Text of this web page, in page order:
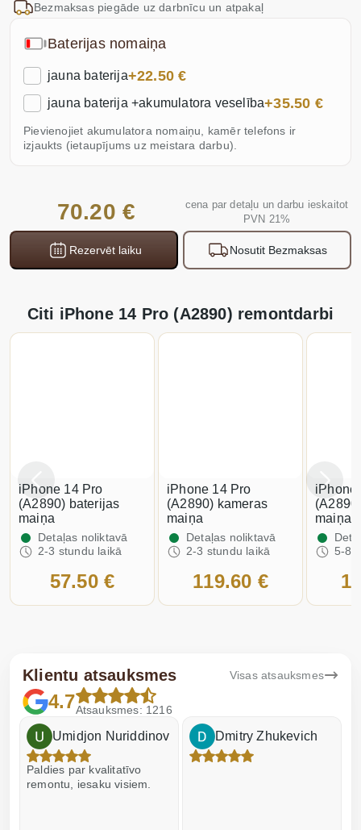
70.20 €
cena par detaļu un darbu ieskaitot
PVN 21%
Nosutit Bezmaksas
Rezervēt laiku
Bezmaksas piegāde uz darbnīcu un atpakaļ
Baterijas nomaiņa
jauna baterija+22.50 €
jauna baterija +akumulatora veselība+35.50 €
Pievienojiet akumulatora nomaiņu, kamēr telefons ir
izjaukts (ietaupījums uz meistara darbu).
Citi iPhone 14 Pro (A2890) remontdarbi
iPhone 14 Pro
(A2890) baterijas
maiņa
Detaļas noliktavā
2-3 stundu laikā
57.50 €
iPhone 14 Pro
(A2890) kameras
maiņa
Detaļas noliktavā
2-3 stundu laikā
119.60 €
iPhone
maiņa
5-8
Klientu atsauksmes Visas atsauksmes
4.7Atsauksmes: 1216
Umidjon Nuriddinov
Paldies par kvalitatīvo
remontu, iesaku visiem.
Dmitry Zhukevich